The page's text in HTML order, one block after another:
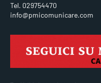
Tel. 029754470
info@pmicomunicare.com